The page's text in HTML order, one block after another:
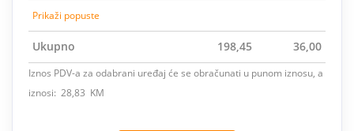
Prikaži popuste
Ukupno 198,45 36,00
Iznos PDV-a za odabrani uređaj će se obračunati u punom iznosu, a
iznosi: 28,83 KM